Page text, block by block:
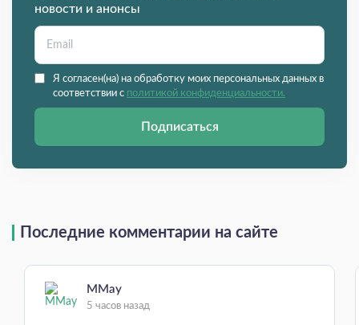
новости и анонсы
Я согласен(на) на обработку моих персональных данных в
соответствии с политикой конфиденциальности.
Подписаться
Последние комментарии на сайте
MMay
5 часов назад